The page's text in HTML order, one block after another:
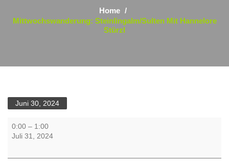
Home
Mittwochswanderung: Steinlingalm/Sulten Mit Hannelore
Stürzl
Juni 30, 2024
Mittwochswanderung:
Steinlingalm/Sulten
Hannelore
0:00 – 1:00
Juli 31, 2024